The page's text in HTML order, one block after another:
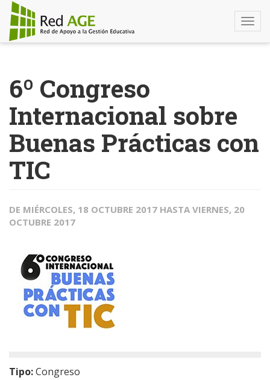
contenido
principal
6º Congreso
Internacional sobre
Buenas Prácticas con
TIC
DE MIÉRCOLES, 18 OCTUBRE 2017 HASTA VIERNES, 20
OCTUBRE 2017
Tipo:Congreso